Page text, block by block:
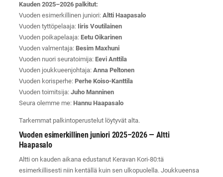
Kauden 2025–2026 palkitut:
Vuoden esimerkillinen juniori: Altti Haapasalo
Vuoden tyttöpelaaja: Iiris Voutilainen
Vuoden poikapelaaja: Eetu Oikarinen
Vuoden valmentaja: Besim Maxhuni
Vuoden nuori seuratoimija: Eevi Anttila
Vuoden joukkueenjohtaja: Anna Peltonen
Vuoden korisperhe: Perhe Koiso-Kanttila
Vuoden toimitsija: Juho Manninen
Seura olemme me: Hannu Haapasalo
Tarkemmat palkintoperustelut löytyvät alta.
Vuoden esimerkillinen juniori 2025–2026 — Altti
Haapasalo
Altti on kauden aikana edustanut Keravan Kori-80:tä
esimerkillisesti niin kentällä kuin sen ulkopuolella. Joukkueensa